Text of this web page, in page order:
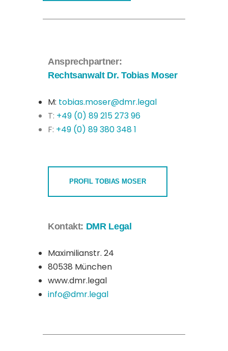
Ansprechpartner:
Rechtsanwalt Dr. Tobias Moser
M: tobias.moser@dmr.legal
T: +49 (0) 89 215 273 96
F: +49 (0) 89 380 348 1
PROFIL TOBIAS MOSER
Kontakt: DMR Legal
Maximilianstr. 24
80538 München
www.dmr.legal
info@dmr.legal